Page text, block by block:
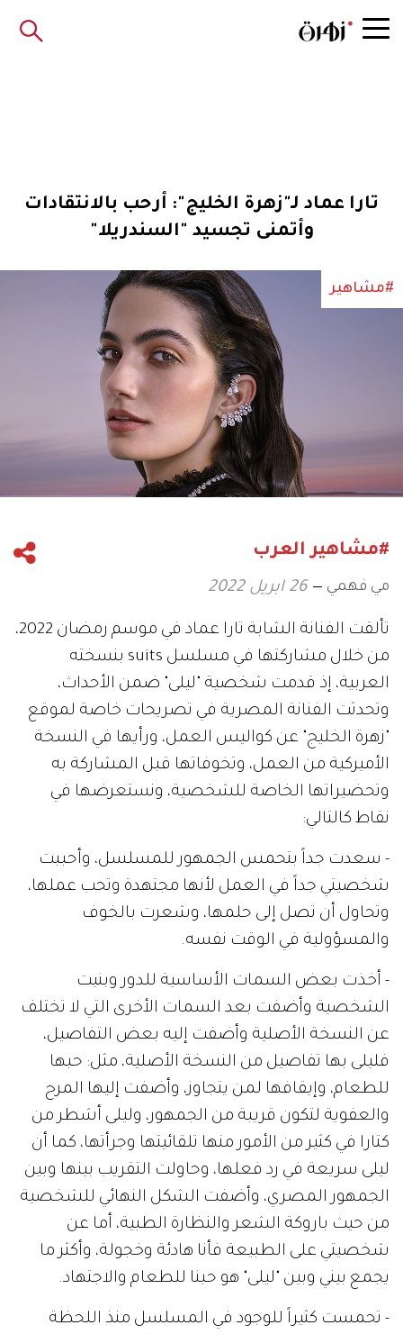
تارا عماد لـ"زهرة الخليج": أرحب بالانتقادات
وأتمنى تجسيد "السندريلا"
#مشاهير
#مشاهير العرب
مي فهمي 26 ابريل 2022
تألقت الفنانة الشابة تارا عماد في موسم رمضان 2022،
من خلال مشاركتها في مسلسل suits بنسخته
العربية، إذ قدمت شخصية "ليلى" ضمن الأحداث،
وتحدثت الفنانة المصرية في تصريحات خاصة لموقع
"زهرة الخليج" عن كواليس العمل، ورأيها في النسخة
الأميركية من العمل، وتخوفاتها قبل المشاركة به
وتحضيراتها الخاصة للشخصية، ونستعرضها في
نقاط كالتالي:
- سعدت جداً بتحمس الجمهور للمسلسل، وأحببت
شخصيتي جداً في العمل لأنها مجتهدة وتحب عملها،
وتحاول أن تصل إلى حلمها، وشعرت بالخوف
والمسؤولية في الوقت نفسه.
- أخذت بعض السمات الأساسية للدور وبنيت
الشخصية وأضفت بعد السمات الأخرى التي لا تختلف
عن النسخة الأصلية وأضفت إليه بعض التفاصيل،
فليلى بها تفاصيل من النسخة الأصلية، مثل: حبها
للطعام، وإيقافها لمن يتجاوز، وأضفت إليها المرح
والعفوية لتكون قريبة من الجمهور، وليلى أشطر من
كتارا في كثير من الأمور منها تلقائيتها وجرأتها، كما أن
ليلى سريعة في رد فعلها، وحاولت التقريب بينها وبين
الجمهور المصري، وأضفت الشكل النهائي للشخصية
من حيث باروكة الشعر والنظارة الطبية، أما عن
شخصيتي على الطبيعة فأنا هادئة وخجولة، وأكثر ما
يجمع بيني وبين "ليلى" هو حبنا للطعام والاجتهاد.
- تحمست كثيراً للوجود في المسلسل منذ اللحظة